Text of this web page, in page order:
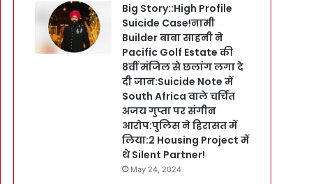
Big Story::High Profile
Suicide Case!नामी
Builder बाबा साहनी ने
Pacific Golf Estate की
8वीं मंजिल से छलांग लगा दे
दी जान:Suicide Note में
South Africa वाले चर्चित
अजय गुप्ता पर संगीन
आरोप:पुलिस ने हिरासत में
लिया:2 Housing Project में
थे Silent Partner!
May 24, 2024